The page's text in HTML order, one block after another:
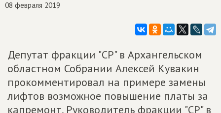
08 февраля 2019
Депутат фракции "СР" в Архангельском
областном Собрании Алексей Кувакин
прокомментировал на примере замены
лифтов возможное повышение платы за
капремонт. Руководитель фракции "СР" в